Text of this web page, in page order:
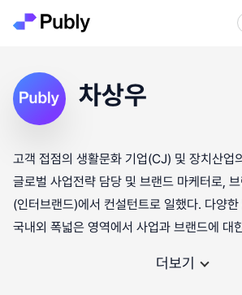
차상우
고객 접점의 생활문화 기업(CJ) 및 장치산업
글로벌 사업전략 담당 및 브랜드 마케터로,
(인터브랜드)에서 컨설턴트로 일했다. 다양
국내외 폭넓은 영역에서 사업과 브랜드에 대
더보기